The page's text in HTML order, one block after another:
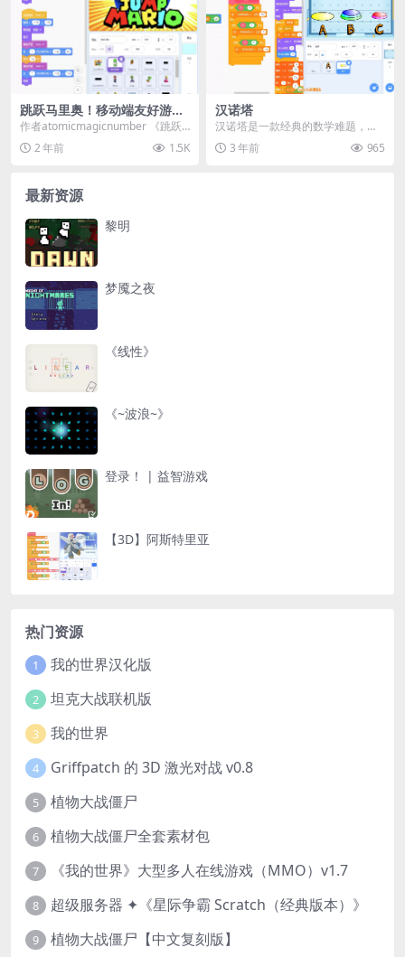
跳跃马里奥！移动端友好游
戏！
作者atomicmagicnumber 《跳跃
马里奥》是一款由Scratch开发...
2 年前 1.5K
汉诺塔
汉诺塔是一款经典的数学难题，它
涉及到一个由三个柱子和n个不同大
小的盘子组成的塔。...
3 年前 965
最新资源
黎明
梦魇之夜
《线性》
《~波浪~》
登录！ | 益智游戏
【3D】阿斯特里亚
热门资源
1 我的世界汉化版
2 坦克大战联机版
3 我的世界
4 Griffpatch 的 3D 激光对战 v0.8
5 植物大战僵尸
6 植物大战僵尸全套素材包
7 《我的世界》大型多人在线游戏（MMO）v1.7
8 超级服务器 ✦《星际争霸 Scratch（经典版本）》
9 植物大战僵尸【中文复刻版】